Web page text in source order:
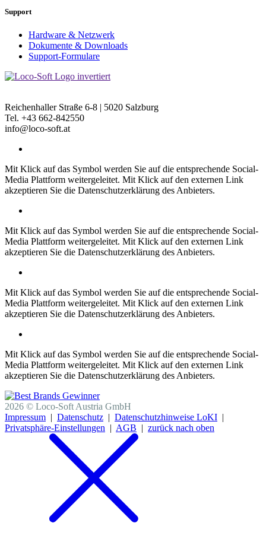
Support
Hardware & Netzwerk
Dokumente & Downloads
Support-Formulare
Reichenhaller Straße 6-8 | 5020 Salzburg
Tel. +43 662-842550
info@loco-soft.at
Mit Klick auf das Symbol werden Sie auf die entsprechende Social-
Media Plattform weitergeleitet. Mit Klick auf den externen Link
akzeptieren Sie die Datenschutzerklärung des Anbieters.
Mit Klick auf das Symbol werden Sie auf die entsprechende Social-
Media Plattform weitergeleitet. Mit Klick auf den externen Link
akzeptieren Sie die Datenschutzerklärung des Anbieters.
Mit Klick auf das Symbol werden Sie auf die entsprechende Social-
Media Plattform weitergeleitet. Mit Klick auf den externen Link
akzeptieren Sie die Datenschutzerklärung des Anbieters.
Mit Klick auf das Symbol werden Sie auf die entsprechende Social-
Media Plattform weitergeleitet. Mit Klick auf den externen Link
akzeptieren Sie die Datenschutzerklärung des Anbieters.
2026 © Loco-Soft Austria GmbH
Impressum | Datenschutz | Datenschutzhinweise LoKI |
Privatsphäre-Einstellungen | AGB | zurück nach oben